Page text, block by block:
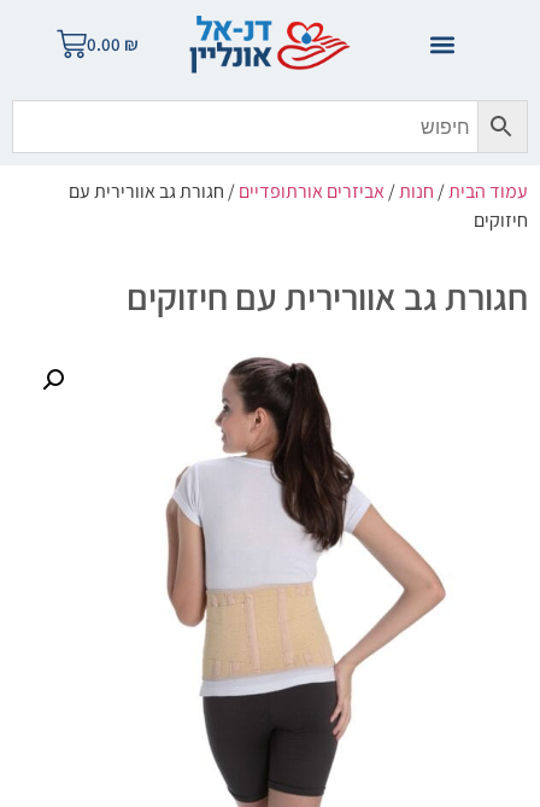
0.00 ₪
עמוד הבית/חנות/אביזרים אורתופדיים/ חגורת גב אוורירית עם
חיזוקים
חגורת גב אוורירית עם חיזוקים